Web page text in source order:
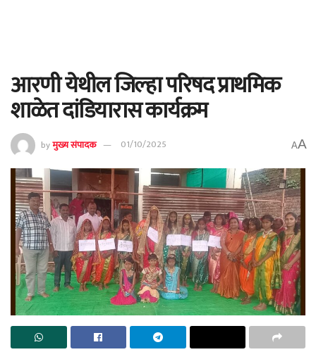
आरणी येथील जिल्हा परिषद प्राथमिक
शाळेत दांडियारास कार्यक्रम
byमुख्य संपादक 01/10/2025 AA